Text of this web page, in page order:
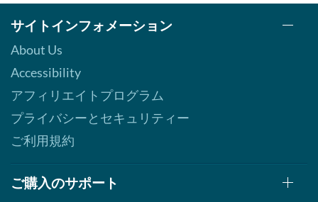
サイトインフォメーション
About Us
Accessibility
アフィリエイトプログラム
プライバシーとセキュリティー
ご利用規約
ご購入のサポート